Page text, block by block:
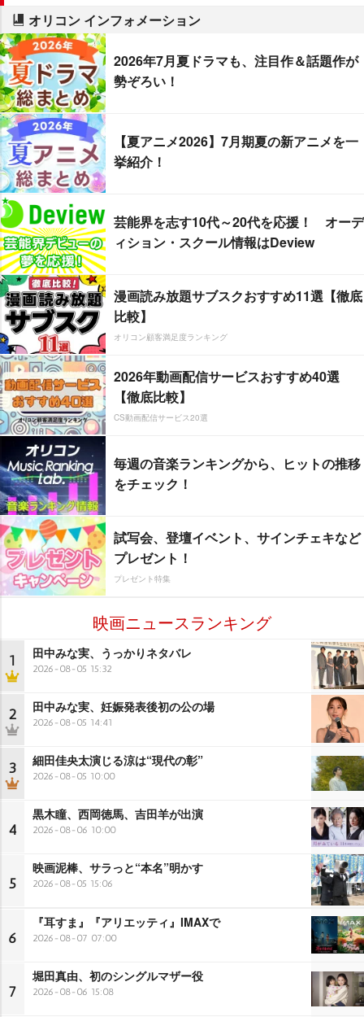
オリコン インフォメーション
2026年7月夏ドラマも、注目作＆話題作が
勢ぞろい！
【夏アニメ2026】7月期夏の新アニメを一
挙紹介！
芸能界を志す10代～20代を応援！ オーデ
ィション・スクール情報はDeview
漫画読み放題サブスクおすすめ11選【徹底
比較】
オリコン顧客満足度ランキング
2026年動画配信サービスおすすめ40選
【徹底比較】
CS動画配信サービス20選
毎週の音楽ランキングから、ヒットの推移
をチェック！
試写会、登壇イベント、サインチェキなど
プレゼント！
プレゼント特集
映画ニュースランキング
1 田中みな実、うっかりネタバレ
2026-08-05 15:32
2 田中みな実、妊娠発表後初の公の場
2026-08-05 14:41
3 細田佳央太演じる涼は“現代の彰”
2026-08-05 10:00
4
黒木瞳、西岡徳馬、吉田羊が出演
2026-08-06 10:00
5
映画泥棒、サラっと“本名”明かす
2026-08-05 15:06
6
『耳すま』『アリエッティ』IMAXで
2026-08-07 07:00
7
堀田真由、初のシングルマザー役
2026-08-06 15:08